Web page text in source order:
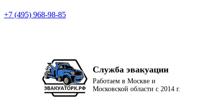
+7 (495) 968-98-85
Служба эвакуации
Работаем в Москве и
Московской области с 2014 г.